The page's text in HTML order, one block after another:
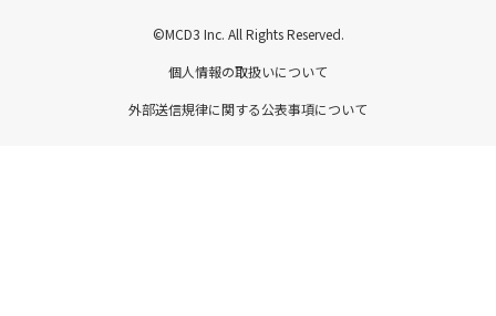
©MCD3 Inc. All Rights Reserved.
個人情報の取扱いについて
外部送信規律に関する公表事項について